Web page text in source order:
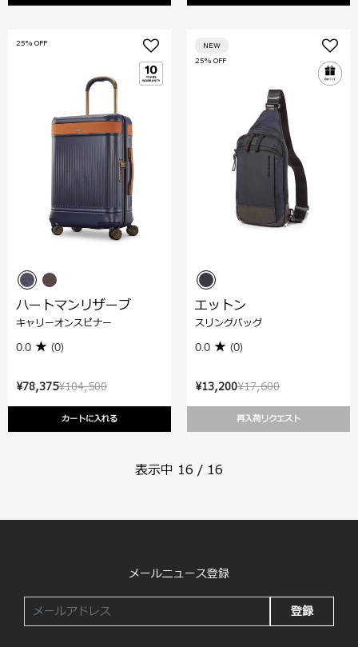
¥104,500
¥78,375
カートに入れる
25% OFF
ハートマンリザーブ
キャリーオンスピナー
0.0 (0)
¥17,600
¥13,200
再入荷リクエスト
25% OFF
NEW
エットン
スリングバッグ
0.0 (0)
表示中 16 / 16
メールニュース登録
登録